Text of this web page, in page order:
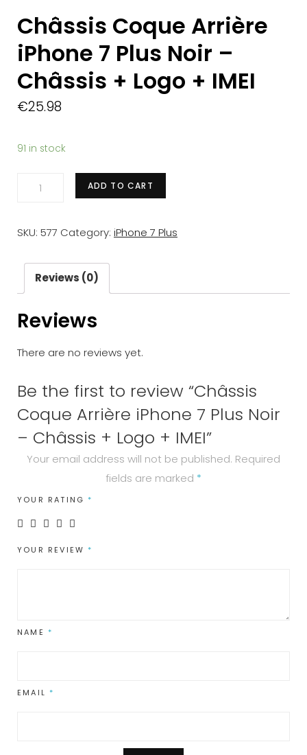
Châssis Coque Arrière
iPhone 7 Plus Noir –
Châssis + Logo + IMEI
€25.98
91 in stock
Châssis
iPhone
Noir
-
+
+
IMEI
quantity
ADD TO CART
SKU: 577 Category: iPhone 7 Plus
Reviews (0)
Reviews
There are no reviews yet.
Be the first to review “Châssis
Coque Arrière iPhone 7 Plus Noir
– Châssis + Logo + IMEI”
Your email address will not be published. Required
fields are marked *
YOUR RATING *
YOUR REVIEW *
NAME *
EMAIL *